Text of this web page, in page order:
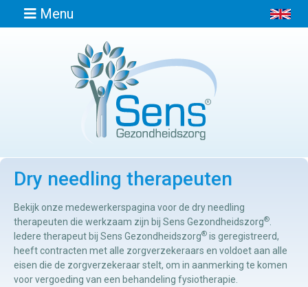
Menu
Afspraak
Locaties
Contact
Dry needling therapeuten
Bekijk onze medewerkerspagina voor de dry needling
therapeuten die werkzaam zijn bij Sens Gezondheidszorg®
Iedere therapeut bij Sens Gezondheidszorg® is geregistreerd,
heeft contracten met alle zorgverzekeraars en voldoet aan alle
eisen die de zorgverzekeraar stelt, om in aanmerking te komen
voor vergoeding van een behandeling fysiotherapie.